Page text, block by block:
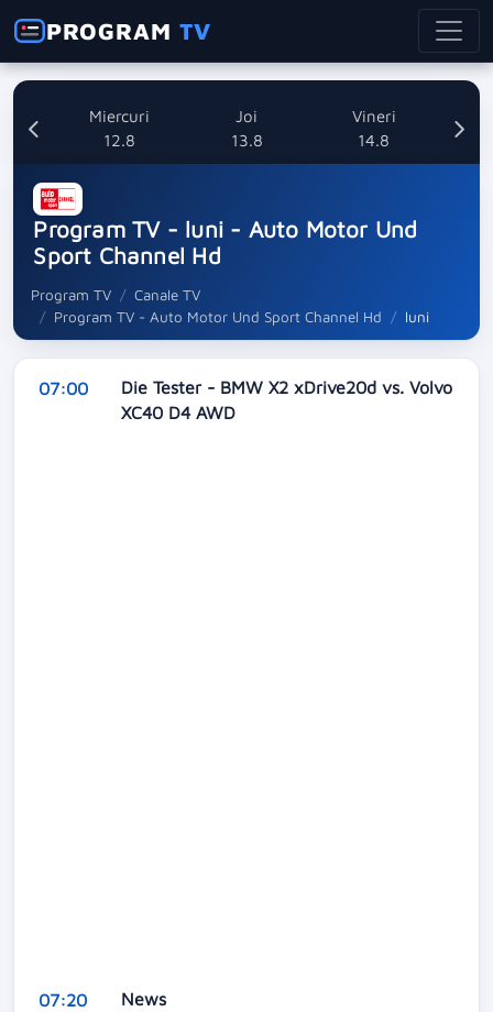
PROGRAMTV
Miercuri
12.8
Joi
13.8
Vineri
14.8
Program TV - luni - Auto Motor Und
Sport Channel Hd
Program TV
Canale TV
Program TV - Auto Motor Und Sport Channel Hd
luni
07:00
Die Tester - BMW X2 xDrive20d vs. Volvo
XC40 D4 AWD
07:20 News